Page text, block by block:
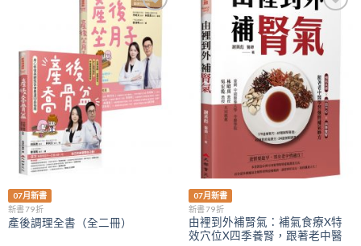
加入
望清
單」
07月新書
新書79折
產後調理全書（全二冊）
07月新書
新書79折
由裡到外補腎氣：補氣食療X特
效穴位X四季養腎，跟著老中醫